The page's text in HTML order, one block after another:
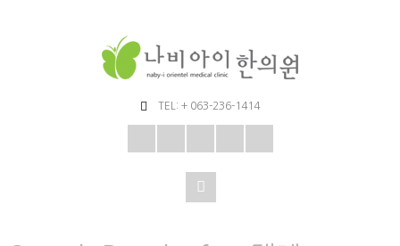
TEL: + 063-236-1414